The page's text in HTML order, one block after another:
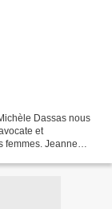
Dassas nous
et
femmes. Jeanne